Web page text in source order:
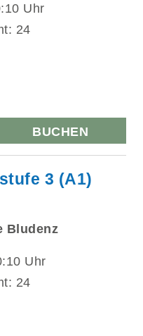
Uhr
24
BUCHEN
3 (A1)
Bludenz
Uhr
24